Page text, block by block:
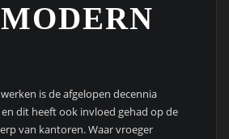
is de afgelopen decennia
dit heeft ook invloed gehad op de
van kantoren. Waar vroeger